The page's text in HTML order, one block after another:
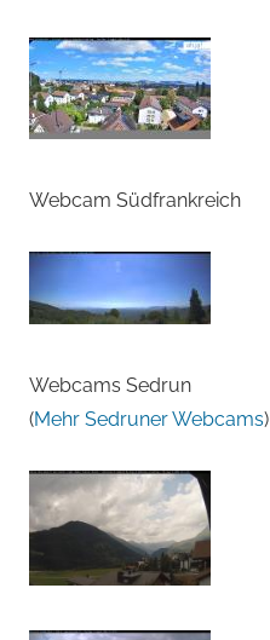
Webcam Südfrankreich
Webcams Sedrun
(Mehr Sedruner Webcams)